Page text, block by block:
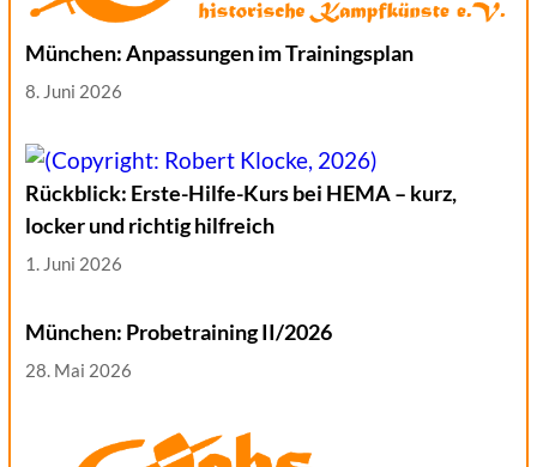
München: Anpassungen im Trainingsplan
8. Juni 2026
Rückblick: Erste-Hilfe-Kurs bei HEMA – kurz,
locker und richtig hilfreich
1. Juni 2026
München: Probetraining II/2026
28. Mai 2026